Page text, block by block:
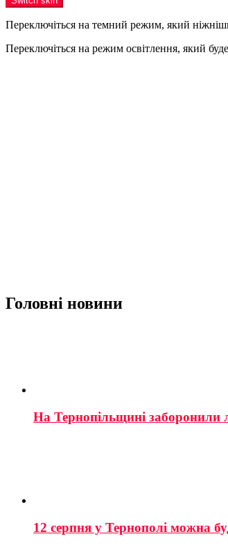
Переключіться на темний режим, який
Переключіться на режим освітлення, який
Головні новини
На Тернопільщині заборонили
12 серпня у Тернополі можна